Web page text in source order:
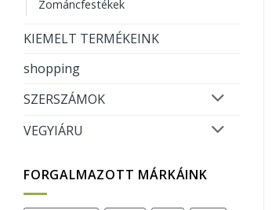
Zománcfestékek
KIEMELT TERMÉKEINK
shopping
SZERSZÁMOK
VEGYIÁRU
FORGALMAZOTT MÁRKÁINK